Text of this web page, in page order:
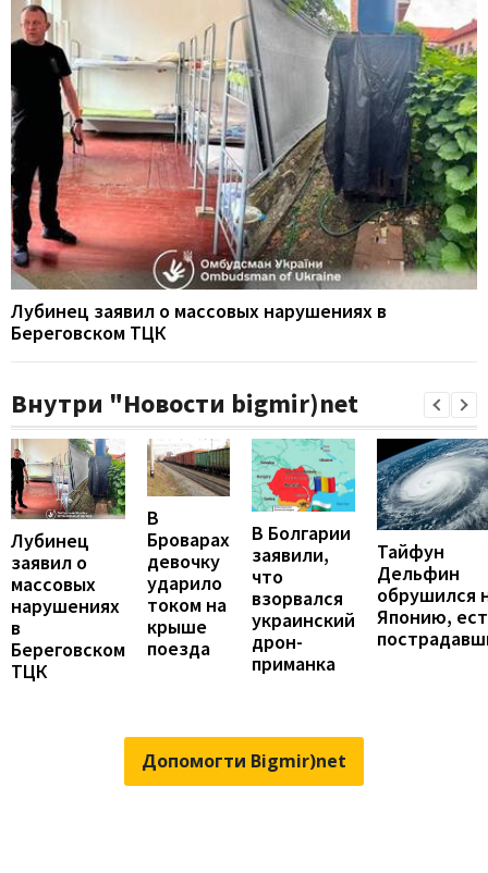
Лубинец заявил о массовых нарушениях в
Береговском ТЦК
Внутри "Новости bigmir)net
Лубинец
заявил о
массовых
нарушениях
в
Береговском
ТЦК
В
Броварах
девочку
ударило
током на
крыше
поезда
В Болгарии
заявили,
что
взорвался
украинский
дрон-
приманка
Тайфун
Дельфин
обрушился
Японию,
Допомогти Bigmir)net